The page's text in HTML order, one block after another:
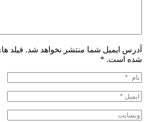
آدرس ایمیل شما منتشر نخواهد شد.
شده است. *